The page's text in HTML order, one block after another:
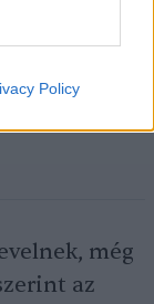
Policy
ocelot
még
az